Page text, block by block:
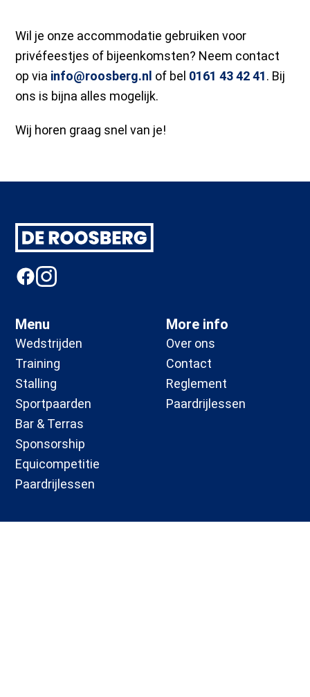
Wil je onze accommodatie gebruiken voor
privéfeestjes of bijeenkomsten? Neem contact
op via info@roosberg.nl of bel 0161 43 42 41. Bij
ons is bijna alles mogelijk.
Wij horen graag snel van je!
Footer
Menu
Wedstrijden
Training
Stalling
Sportpaarden
Bar & Terras
Sponsorship
Equicompetitie
Paardrijlessen
More info
Over ons
Contact
Reglement
Paardrijlessen